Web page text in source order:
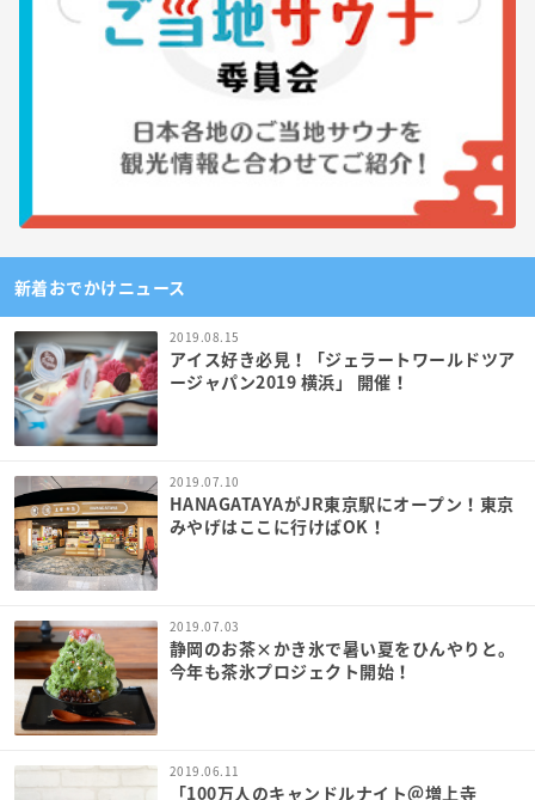
新着おでかけニュース
2019.08.15
アイス好き必見！「ジェラートワールドツア
ージャパン2019 横浜」 開催！
2019.07.10
HANAGATAYAがJR東京駅にオープン！東京
みやげはここに行けばOK！
2019.07.03
静岡のお茶×かき氷で暑い夏をひんやりと。
今年も茶氷プロジェクト開始！
2019.06.11
「100万人のキャンドルナイト＠増上寺